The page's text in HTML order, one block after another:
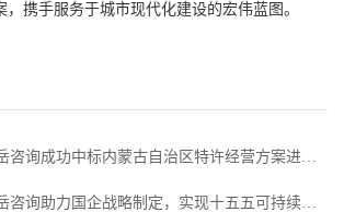
，携手服务于城市现代化建设的宏伟蓝图。
询成功中标内蒙古自治区特许经营方案进行全面、系统的评估与咨询采购供应商项目
咨询助力国企战略制定，实现十五五可持续发展